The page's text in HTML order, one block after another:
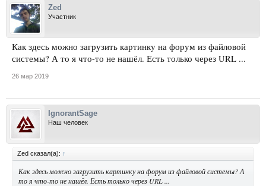
Zed
Участник
Как здесь можно загрузить картинку на форум из файловой
системы? А то я что-то не нашёл. Есть только через URL ...
26 мар 2019
IgnorantSage
Наш человек
Zed сказал(а): ↑
Как здесь можно загрузить картинку на форум из файловой системы? А
то я что-то не нашёл. Есть только через URL ...